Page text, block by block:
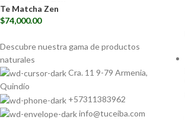
Te Matcha Zen
$74,000.00
Descubre nuestra gama deproductos
naturales
Cra. 11 9-79 Armenia,
Quindío
+57311383962
info@tuceiba.com